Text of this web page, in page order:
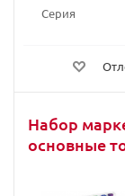
Серия
Набор
основные